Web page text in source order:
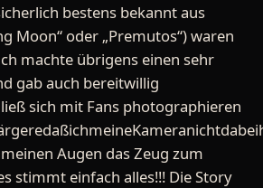
bestens bekannt aus
Moon“ oder „Premutos“) waren
machte übrigens einen sehr
gab auch bereitwillig
sich mit Fans photographieren
Augen das Zeug zum
stimmt einfach alles!!! Die Story